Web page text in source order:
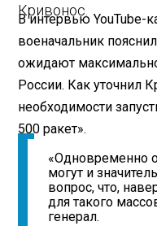
Кривонос.
В интервью YouTube-
военачальник
ожидают
России. Как уточнил
необходимости
500 ракет».
«Одновременно
могут и
вопрос, что,
для такого
генерал.